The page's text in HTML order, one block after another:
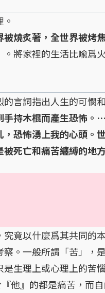
燒炙著，全世界被烤
將家裡的生活比喩爲
言詞指出人生的可憫和
手持木棍而產生恐怖
恐怖湧上我的心頭。
死亡和痛苦纏縛的地
竟以什麼爲其共同的
。一般所謂「苦」，
生理上或心理上的苦
他』的都是痛苦，而